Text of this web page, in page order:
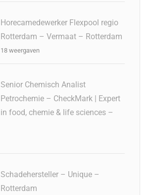
Horecamedewerker Flexpool regio
Rotterdam – Vermaat – Rotterdam
18 weergaven
Senior Chemisch Analist
Petrochemie – CheckMark | Expert
in food, chemie & life sciences –
Schadehersteller – Unique –
Rotterdam